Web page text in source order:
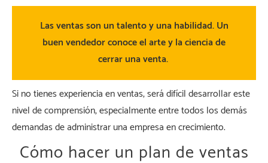
Las ventas son un talento y una habilidad. Un
buen vendedor conoce el arte y la ciencia de
cerrar una venta.
Si no tienes experiencia en ventas, será difícil desarrollar este
nivel de comprensión, especialmente entre todos los demás
demandas de administrar una empresa en crecimiento.
Cómo hacer un plan de ventas